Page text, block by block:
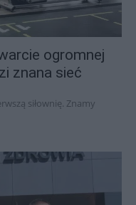
ogromnej
znana sieć
siłownię. Znamy